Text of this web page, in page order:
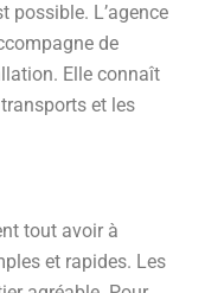
possible. L’agence
de
Elle connaît
et les
tout avoir à
et rapides. Les